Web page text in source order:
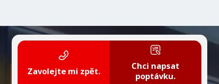
Zavolejte mi zpět.
Chci napsat
poptávku.